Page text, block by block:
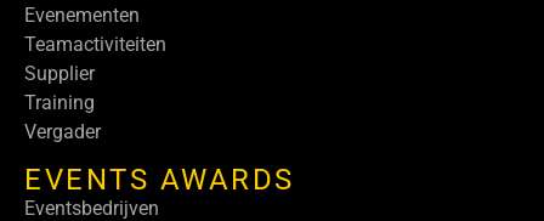
Evenementen
Teamactiviteiten
Supplier
Training
Vergader
EVENTS AWARDS
Eventsbedrijven